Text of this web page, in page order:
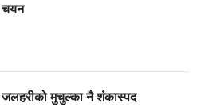
चयन
जलहरीको मुचुल्का नै शंंकास्पद